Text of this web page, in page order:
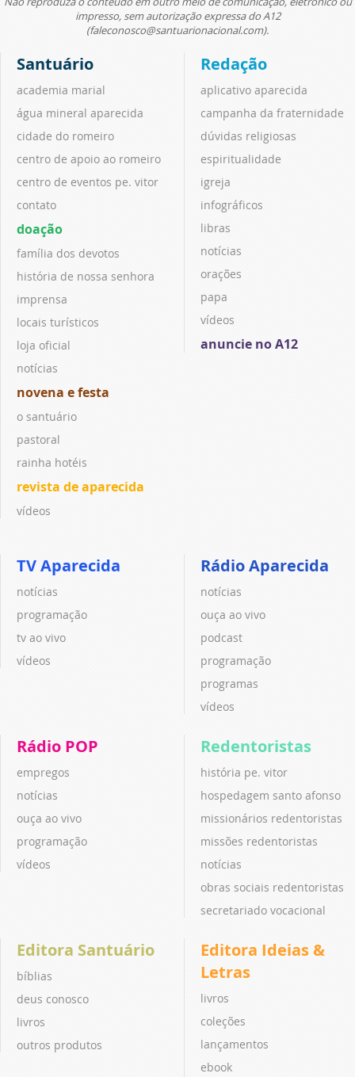
impresso, sem autorização expressa do A12
(faleconosco@santuarionacional.com).
Santuário
academia marial
água mineral aparecida
cidade do romeiro
centro de apoio ao romeiro
centro de eventos pe. vitor
contato
doação
família dos devotos
história de nossa senhora
imprensa
locais turísticos
loja oficial
notícias
novena e festa
o santuário
pastoral
rainha hotéis
revista de aparecida
vídeos
Redação
aplicativo aparecida
campanha da fraternidade
dúvidas religiosas
espiritualidade
igreja
infográficos
libras
notícias
orações
papa
vídeos
anuncie no A12
TV Aparecida
notícias
programação
tv ao vivo
vídeos
Rádio Aparecida
notícias
ouça ao vivo
podcast
programação
programas
vídeos
Rádio POP
empregos
notícias
ouça ao vivo
programação
vídeos
Redentoristas
história pe. vitor
hospedagem santo afonso
missionários redentoristas
missões redentoristas
notícias
obras sociais redentoristas
secretariado vocacional
Editora Santuário
bíblias
deus conosco
livros
outros produtos
Editora Ideias &
Letras
livros
coleções
lançamentos
ebook